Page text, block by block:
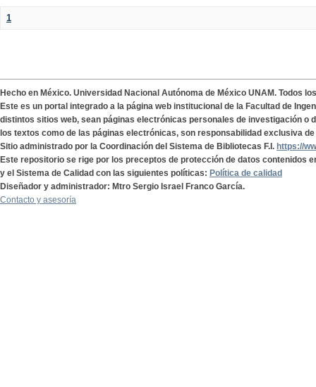
1
Hecho en México. Universidad Nacional Autónoma de México UNAM. Todos
Este es un portal integrado a la página web institucional de la Facultad de
distintos sitios web, sean páginas electrónicas personales de investigación o
los textos como de las páginas electrónicas, son responsabilidad exclusiva
Sitio administrado por la Coordinación del Sistema de Bibliotecas F.I. https://
Este repositorio se rige por los preceptos de protección de datos contenidos
y el Sistema de Calidad con las siguientes políticas: Política de calidad
Diseñador y administrador: Mtro Sergio Israel Franco García.
Contacto y asesoría